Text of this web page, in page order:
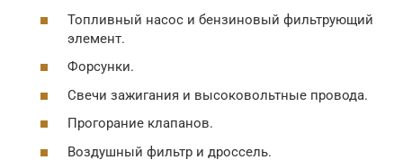
Топливный насос и бензиновый фильтрующий
элемент.
Форсунки.
Свечи зажигания и высоковольтные провода.
Прогорание клапанов.
Воздушный фильтр и дроссель.